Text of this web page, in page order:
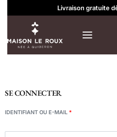
Livraison gratuite
SE CONNECTER
IDENTIFIANT OU E-MAIL *